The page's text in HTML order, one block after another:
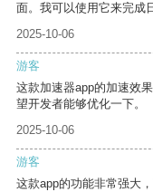
面。我可以使用它来完成
2025-10-06
游客
这款加速器app的加速效
望开发者能够优化一下。
2025-10-06
游客
这款app的功能非常强大